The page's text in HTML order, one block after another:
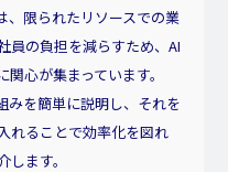
、限られたリソースでの業
員の負担を減らすため、AI
心が集まっています。
みを簡単に説明し、それを
れることで効率化を図れ
ます。